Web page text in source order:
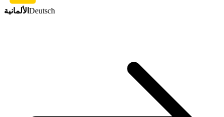
الألمانية Deutsch